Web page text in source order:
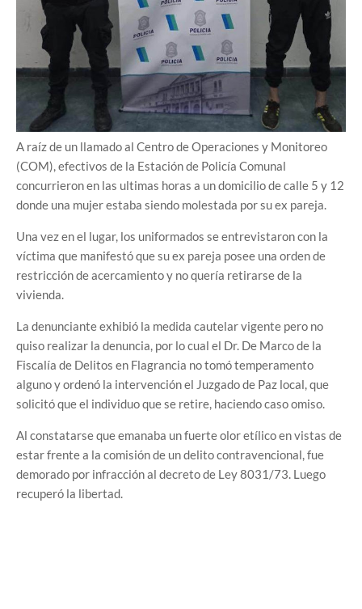
A raíz de un llamado al Centro de Operaciones y Monitoreo
(COM), efectivos de la Estación de Policía Comunal
concurrieron en las ultimas horas a un domicilio de calle 5 y 12
donde una mujer estaba siendo molestada por su ex pareja.
Una vez en el lugar, los uniformados se entrevistaron con la
víctima que manifestó que su ex pareja posee una orden de
restricción de acercamiento y no quería retirarse de la
vivienda.
La denunciante exhibió la medida cautelar vigente pero no
quiso realizar la denuncia, por lo cual el Dr. De Marco de la
Fiscalía de Delitos en Flagrancia no tomó temperamento
alguno y ordenó la intervención el Juzgado de Paz local, que
solicitó que el individuo que se retire, haciendo caso omiso.
Al constatarse que emanaba un fuerte olor etílico en vistas de
estar frente a la comisión de un delito contravencional, fue
demorado por infracción al decreto de Ley 8031/73. Luego
recuperó la libertad.